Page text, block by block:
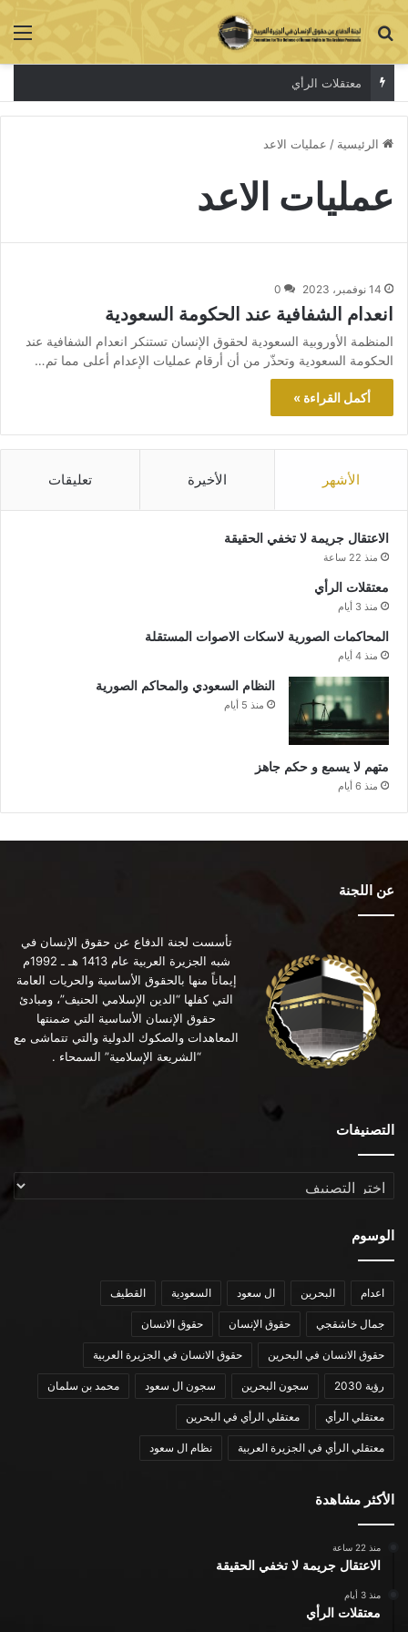
بحث عن
معتقلات الرأي
الرئيسية / عمليات الاعد
عمليات الاعد
14 نوفمبر، 2023 0
انعدام الشفافية عند الحكومة السعودية
المنظمة الأوروبية السعودية لحقوق الإنسان تستنكر انعدام الشفافية عند
الحكومة السعودية وتحذّر من أن أرقام عمليات الإعدام أعلى مما تم…
أكمل القراءة »
الأشهر الأخيرة تعليقات
الاعتقال جريمة لا تخفي الحقيقة
منذ 22 ساعة
معتقلات الرأي
منذ 3 أيام
المحاكمات الصورية لاسكات الاصوات المستقلة
منذ 4 أيام
النظام السعودي والمحاكم الصورية
منذ 5 أيام
متهم لا يسمع و حكم جاهز
منذ 6 أيام
عن اللجنة
تأسست لجنة الدفاع عن حقوق الإنسان في
شبه الجزيرة العربية عام 1413 هـ ـ 1992م
إيماناً منها بالحقوق الأساسية والحريات العامة
التي كفلها “الدين الإسلامي الحنيف”، ومبادئ
حقوق الإنسان الأساسية التي ضمنتها
المعاهدات والصكوك الدولية والتي تتماشى مع
“الشريعة الإسلامية” السمحاء .
التصنيفات
التصنيفات
الوسوم
اعدام البحرين ال سعود السعودية القطيف
جمال خاشقجي حقوق الإنسان حقوق الانسان
حقوق الانسان في البحرين حقوق الانسان في الجزيرة العربية
رؤية 2030 سجون البحرين سجون ال سعود محمد بن سلمان
معتقلي الرأي معتقلي الرأي في البحرين
معتقلي الرأي في الجزيرة العربية نظام ال سعود
الأكثر مشاهدة
منذ 22 ساعة
الاعتقال جريمة لا تخفي الحقيقة
منذ 3 أيام
معتقلات الرأي